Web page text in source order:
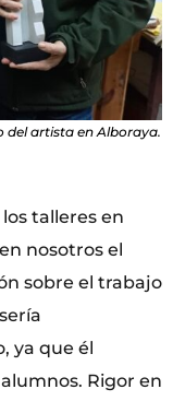
del artista en Alboraya.
talleres en
nosotros el
sobre el trabajo
ya que él
Rigor en